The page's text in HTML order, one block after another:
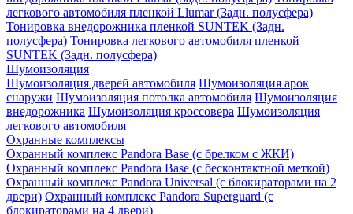
легкового автомобиля пленкой Llumar (Задн. полусфера)
Тонировка внедорожника пленкой SUNTEK (Задн.
полусфера) Тонировка легкового автомобиля пленкой
SUNTEK (Задн. полусфера)
Шумоизоляция
Шумоизоляция дверей автомобиля Шумоизоляция арок
снаружи Шумоизоляция потолка автомобиля Шумоизоляция
внедорожника Шумоизоляция кроссовера Шумоизоляция
легкового автомобиля
Охранные комплексы
Охранный комплекс Pandora Base (с брелком с ЖКИ)
Охранный комплекс Pandora Base (с бесконтактной меткой)
Охранный комплекс Pandora Universal (с блокираторами на 2
двери) Охранный комплекс Pandora Superguard (с
блокираторами на 4 двери)